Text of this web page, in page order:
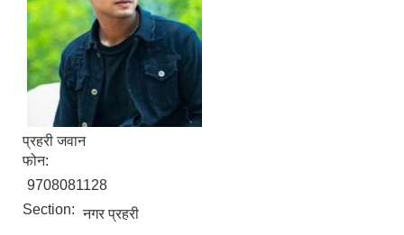
प्रहरी जवान
फोन:
9708081128
Section: नगर प्रहरी